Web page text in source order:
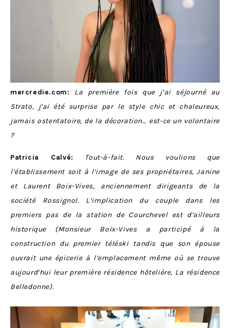
mercredie.com: La première fois que j’ai séjourné au
Strato, j’ai été surprise par le style chic et chaleureux,
jamais ostentatoire, de la décoration… est-ce un volontaire
?
Patricia Calvé:
Tout-à-fait. Nous voulions que
l’établissement soit à l’image de ses propriétaires, Janine
et Laurent Boix-Vives, anciennement dirigeants de la
société Rossignol. L’implication du couple dans les
premiers pas de la station de Courchevel est d’ailleurs
historique (Monsieur Boix-Vives a participé à la
construction du premier téléski tandis que son épouse
ouvrait une épicerie à l’emplacement même où se trouve
aujourd’hui leur première résidence hôtelière, La résidence
Belledonne).